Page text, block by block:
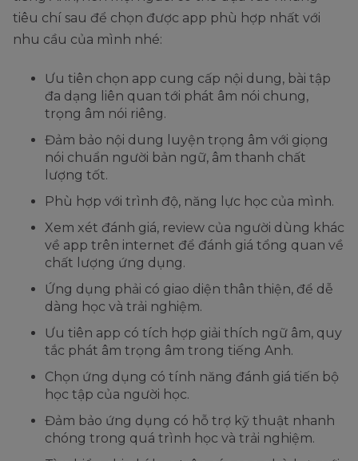
tiêu chí sau để chọn được app phù hợp nhất với
nhu cầu của mình nhé:
Ưu tiên chọn app cung cấp nội dung, bài tập
đa dạng liên quan tới phát âm nói chung,
trọng âm nói riêng.
Đảm bảo nội dung luyện trọng âm với giọng
nói chuẩn người bản ngữ, âm thanh chất
lượng tốt.
Phù hợp với trình độ, năng lực học của mình.
Xem xét đánh giá, review của người dùng khác
về app trên internet để đánh giá tổng quan về
chất lượng ứng dụng.
Ứng dụng phải có giao diện thân thiện, để dễ
dàng học và trải nghiệm.
Ưu tiên app có tích hợp giải thích ngữ âm, quy
tắc phát âm trọng âm trong tiếng Anh.
Chọn ứng dụng có tính năng đánh giá tiến bộ
học tập của người học.
Đảm bảo ứng dụng có hỗ trợ kỹ thuật nhanh
chóng trong quá trình học và trải nghiệm.